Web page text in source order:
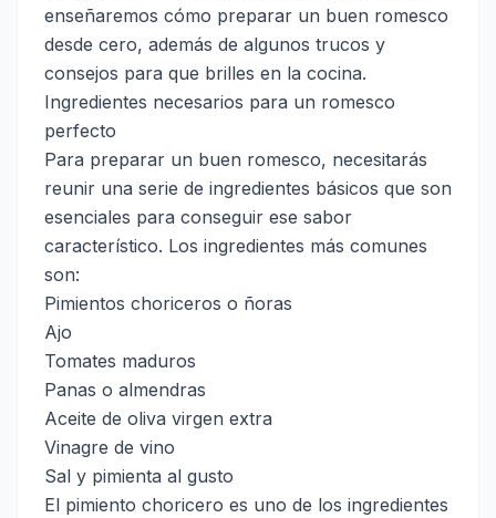
enseñaremos cómo preparar un buen romesco
desde cero, además de algunos trucos y
consejos para que brilles en la cocina.
Ingredientes necesarios para un romesco
perfecto
Para preparar un buen romesco, necesitarás
reunir una serie de ingredientes básicos que son
esenciales para conseguir ese sabor
característico. Los ingredientes más comunes
son:
Pimientos choriceros o ñoras
Ajo
Tomates maduros
Panas o almendras
Aceite de oliva virgen extra
Vinagre de vino
Sal y pimienta al gusto
El pimiento choricero es uno de los ingredientes